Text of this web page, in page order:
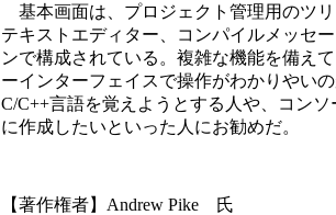
基本画面は、プロジェクト管理用のツ
テキストエディター、コンパイルメッセ
ンで構成されている。複雑な機能を備え
ーインターフェイスで操作がわかりやい
C/C++言語を覚えようとする人や、コン
に作成したいといった人にお勧めだ。
【著作権者】Andrew Pike 氏